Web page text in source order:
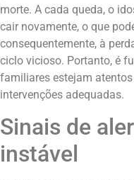
morte. A cada queda, o
cair novamente, o que
consequentemente, à
ciclo vicioso. Portanto, é
familiares estejam
intervenções adequadas.
Sinais de
instável